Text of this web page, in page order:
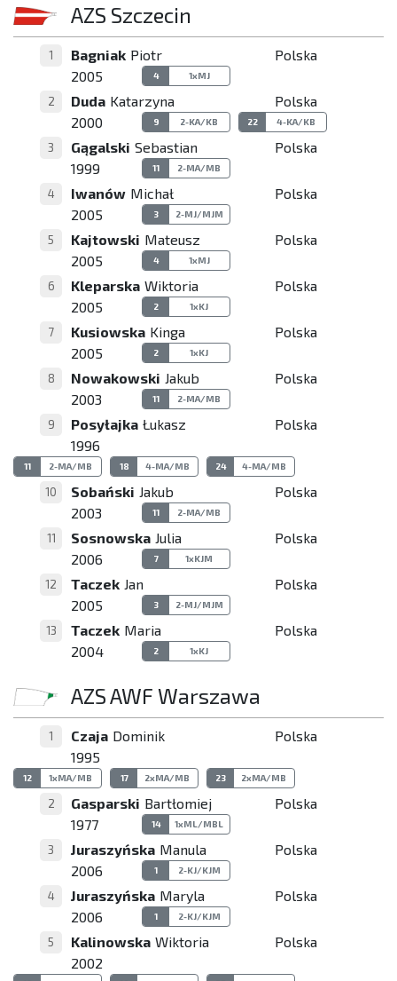
AZS Szczecin
1 Bagniak Piotr
Polska
2005
4 1xMJ
2 Duda Katarzyna
Polska
2000
9 2-KA/KB 22 4-KA/KB
3 Gągalski Sebastian
Polska
1999
11 2-MA/MB
4 Iwanów Michał
Polska
2005
3 2-MJ/MJM
5 Kajtowski Mateusz
Polska
2005
4 1xMJ
6 Kleparska Wiktoria
Polska
2005
2 1xKJ
7 Kusiowska Kinga
Polska
2005
2 1xKJ
8 Nowakowski Jakub
Polska
2003
11 2-MA/MB
9 Posyłajka Łukasz
Polska
1996
11 2-MA/MB 18 4-MA/MB 24 4-MA/MB
10 Sobański Jakub
Polska
2003
11 2-MA/MB
11 Sosnowska Julia
Polska
2006
7 1xKJM
12 Taczek Jan
Polska
2005
3 2-MJ/MJM
13 Taczek Maria
Polska
2004
2 1xKJ
AZS AWF Warszawa
1 Czaja Dominik
Polska
1995
12 1xMA/MB 17 2xMA/MB 23 2xMA/MB
2 Gasparski Bartłomiej
Polska
1977
14 1xML/MBL
3 Juraszyńska Manula
Polska
2006
1 2-KJ/KJM
4 Juraszyńska Maryla
Polska
2006
1 2-KJ/KJM
5 Kalinowska Wiktoria
Polska
2002